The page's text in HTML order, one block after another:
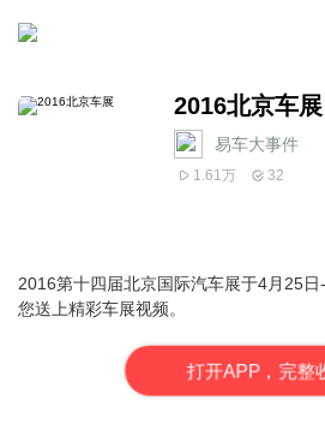
2016北京车展
易车大事件
1.61万 32
2016第十四届北京国际汽车展于4月25
您送上精彩车展视频。
打开APP，完整